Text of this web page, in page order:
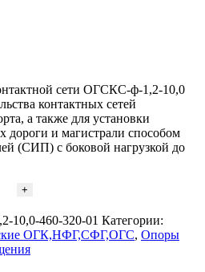
сети ОГСКС-ф-1,2-10,0
контактных сетей
а также для установки
дороги и магистрали способом
(СИП) с боковой нагрузкой до
10,0-460-320-01 Категории:
ОГК,НФГ,СФГ,ОГС, Опоры